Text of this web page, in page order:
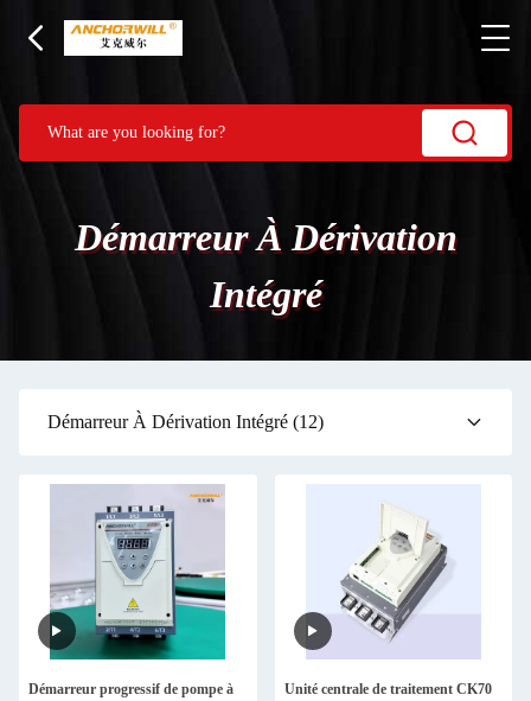
Démarreur À Dérivation
Intégré
Démarreur À Dérivation Intégré (12)
Démarreur progressif de pompe à
Unité centrale de traitement CK70